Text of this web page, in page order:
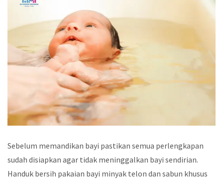
Sebelum memandikan bayi pastikan semua perlengkapan
sudah disiapkan agar tidak meninggalkan bayi sendirian.
Handuk bersih pakaian bayi minyak telon dan sabun khusus